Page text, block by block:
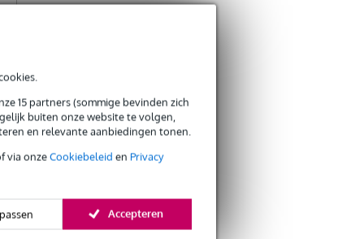
15 partners (sommige bevinden zich
buiten onze website te volgen,
en relevante aanbiedingen tonen.
via onzeCookiebeleid en Privacy
Accepteren
Je naam
Je beoordeling
Innox IVA 12
microfoonstatief
met hengelarm
€ 19,-